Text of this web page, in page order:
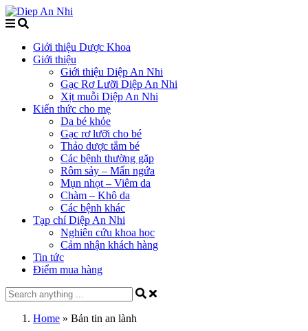
Giới thiệu Dược Khoa
Giới thiệu
Giới thiệu Diệp An Nhi
Gạc Rơ Lưỡi Diệp An Nhi
Xịt muỗi Diệp An Nhi
Kiến thức cho mẹ
Da bé khỏe
Gạc rơ lưỡi cho bé
Thảo dược tắm bé
Các bệnh thường gặp
Rôm sảy – Mẩn ngứa
Mụn nhọt – Viêm da
Chàm – Khô da
Các bệnh khác
Tạp chí Diệp An Nhi
Nghiên cứu khoa học
Cảm nhận khách hàng
Tin tức
Điểm mua hàng
Home » Bản tin an lành